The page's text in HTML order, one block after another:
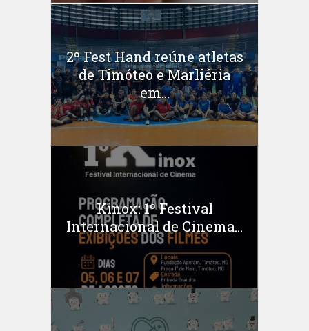
2º Fest Hand reúne atletas
de Timóteo e Marliéria
em...
Kinox: 1º Festival
Internacional de Cinema...